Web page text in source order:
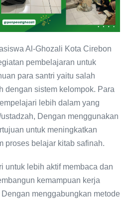
Al-Ghozali Kota Cirebon
pembelajaran untuk
para santri yaitu salah
dengan sistem kelompok. Para
lebih dalam yang
Dengan menggunakan
untuk meningkatkan
proses belajar kitab safinah.
untuk lebih aktif membaca dan
kemampuan kerja
menggabungkan metode